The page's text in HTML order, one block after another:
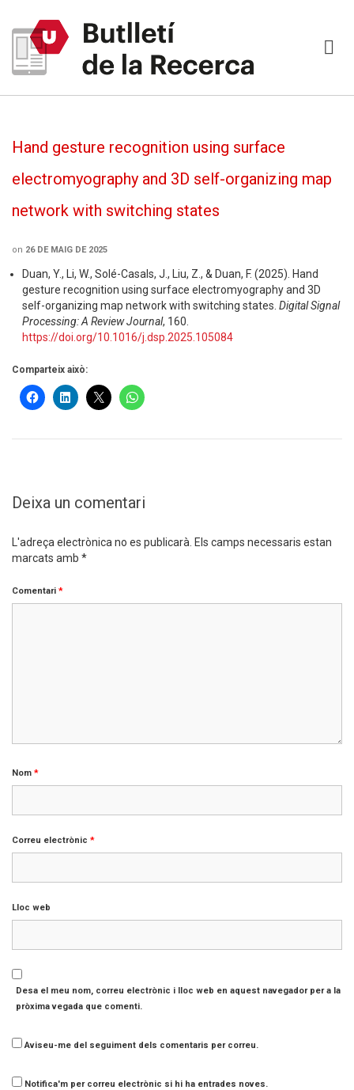
Hand gesture recognition using surface
electromyography and 3D self-organizing map
network with switching states
on 26 DE MAIG DE 2025
Duan, Y., Li, W., Solé-Casals, J., Liu, Z., & Duan, F. (2025). Hand
gesture recognition using surface electromyography and 3D
self-organizing map network with switching states. Digital Signal
Processing: A Review Journal, 160.
https://doi.org/10.1016/j.dsp.2025.105084
Comparteix això:
Deixa un comentari
L'adreça electrònica no es publicarà. Els camps necessaris estan
marcats amb *
Comentari *
Nom *
Correu electrònic *
Lloc web
Desa el meu nom, correu electrònic i lloc web en aquest navegador per a la
pròxima vegada que comenti.
Aviseu-me del seguiment dels comentaris per correu.
Notifica'm per correu electrònic si hi ha entrades noves.